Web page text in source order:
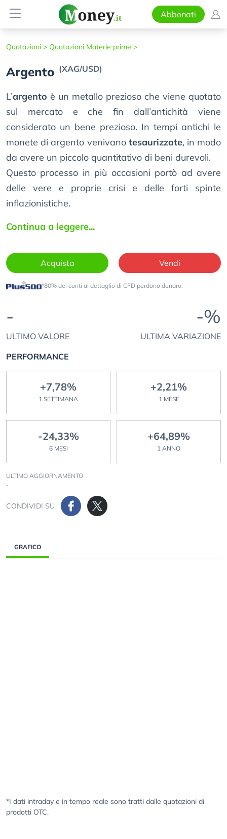
Abbonati
Quotazioni > Quotazioni Materie prime >
Argento (XAG/USD)
L’argento è un metallo prezioso che viene quotato
sul mercato e che fin dall’antichità viene
considerato un bene prezioso. In tempi antichi le
monete di argento venivano tesaurizzate, in modo
da avere un piccolo quantitativo di beni durevoli.
Questo processo in più occasioni portò ad avere
delle vere e proprie crisi e delle forti spinte
inflazionistiche.
Continua a leggere...
Acquista Vendi
*80% dei conti al dettaglio di CFD perdono denaro.
-
ULTIMO VALORE
-%
ULTIMA VARIAZIONE
PERFORMANCE
+7,78%
1 SETTIMANA
+2,21%
1 MESE
-24,33%
6 MESI
+64,89%
1 ANNO
ULTIMO AGGIORNAMENTO
-
CONDIVIDI SU
GRAFICO
*I dati intraday e in tempo reale sono tratti dalle quotazioni di
prodotti OTC.